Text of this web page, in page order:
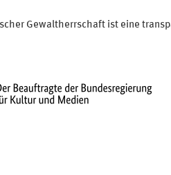
Gewaltherrschaft ist eine